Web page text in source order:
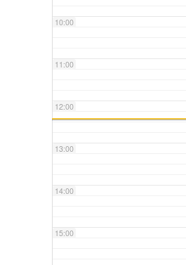
10:00
11:00
12:00
13:00
14:00
15:00